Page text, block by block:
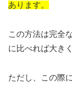
あります。
この方法は完全
に比べれば大き
ただし、この際